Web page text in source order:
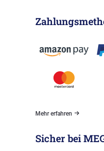
Mehr erfahren
Sicher bei